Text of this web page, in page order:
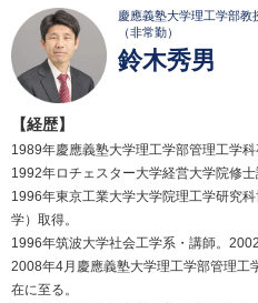
慶應義塾大学理工学部教
（非常勤）
鈴木秀男
【経歴】
1989年慶應義塾大学理工学部管理工学科
1992年ロチェスター大学経営大学院修士
1996年東京工業大学大学院理工学研究
学）取得。
1996年筑波大学社会工学系・講師。
2008年4月慶應義塾大学理工学部管理工
在に至る。